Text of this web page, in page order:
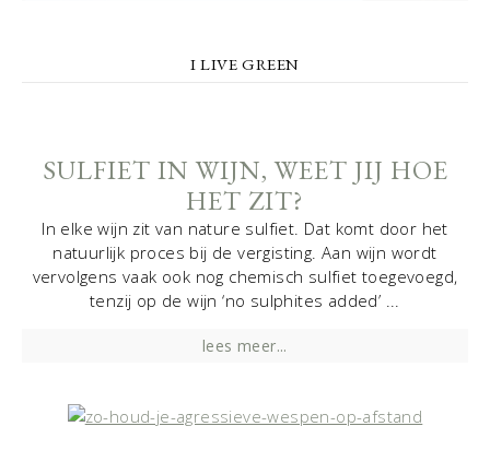
I LIVE GREEN
SULFIET IN WIJN, WEET JIJ HOE
HET ZIT?
In elke wijn zit van nature sulfiet. Dat komt door het
natuurlijk proces bij de vergisting. Aan wijn wordt
vervolgens vaak ook nog chemisch sulfiet toegevoegd,
tenzij op de wijn ‘no sulphites added’ ...
lees meer...